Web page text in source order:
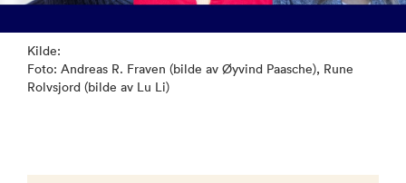
Kilde:
Foto: Andreas R. Fraven (bilde av Øyvind Paasche), Rune
Rolvsjord (bilde av Lu Li)